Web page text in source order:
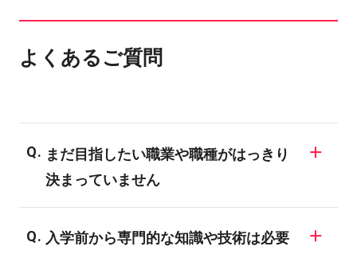
よくあるご質問
まだ目指したい職業や職種がはっきり
決まっていません
で、業界についての知識がない場合、明確
入学前から専門的な知識や技術は必要